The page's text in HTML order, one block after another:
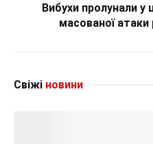
Вибухи пролунали у
масованої атаки
Свіжі новини